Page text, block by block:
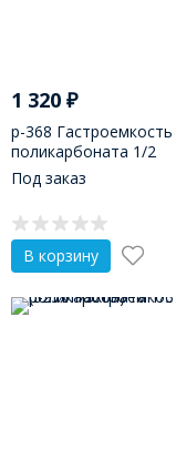
1 320 ₽
р-368 Гастроемкость
поликарбоната 1/2
(265х325х150)
Под заказ
В корзину